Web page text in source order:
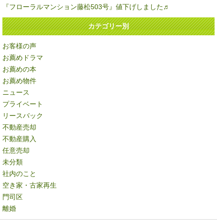
『フローラルマンション藤松503号』値下げしました♬
カテゴリー別
お客様の声
お薦めドラマ
お薦めの本
お薦め物件
ニュース
プライベート
リースバック
不動産売却
不動産購入
任意売却
未分類
社内のこと
空き家・古家再生
門司区
離婚